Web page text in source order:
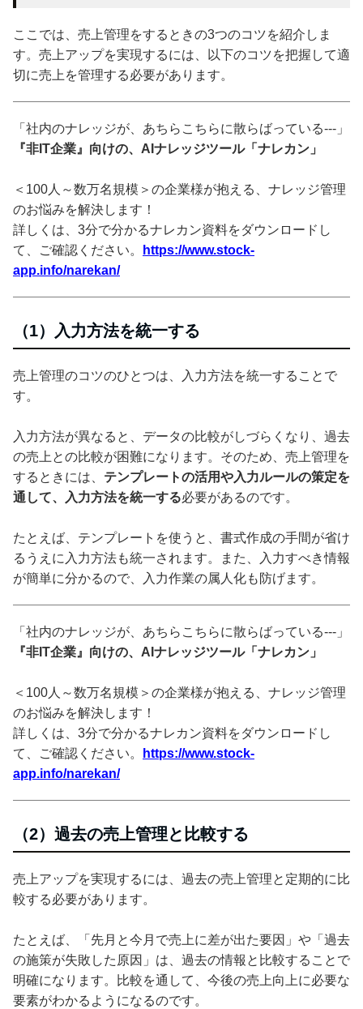
ここでは、売上管理をするときの3つのコツを紹介しま
す。売上アップを実現するには、以下のコツを把握して適
切に売上を管理する必要があります。
「社内のナレッジが、あちらこちらに散らばっている---」
『非IT企業』向けの、AIナレッジツール「ナレカン」
＜100人～数万名規模＞の企業様が抱える、ナレッジ管理
のお悩みを解決します！
詳しくは、3分で分かるナレカン資料をダウンロードし
て、ご確認ください。
https://www.stock-
app.info/narekan/
（1）入力方法を統一する
売上管理のコツのひとつは、入力方法を統一することで
す。
入力方法が異なると、データの比較がしづらくなり、過去
の売上との比較が困難になります。そのため、売上管理を
するときには、 テンプレートの活用や入力ルールの策定を
通して、入力方法を統一する必要があるのです。
たとえば、テンプレートを使うと、書式作成の手間が省け
るうえに入力方法も統一されます。また、入力すべき情報
が簡単に分かるので、入力作業の属人化も防げます。
「社内のナレッジが、あちらこちらに散らばっている---」
『非IT企業』向けの、AIナレッジツール「ナレカン」
＜100人～数万名規模＞の企業様が抱える、ナレッジ管理
のお悩みを解決します！
詳しくは、3分で分かるナレカン資料をダウンロードし
て、ご確認ください。
https://www.stock-
app.info/narekan/
（2）過去の売上管理と比較する
売上アップを実現するには、過去の売上管理と定期的に比
較する必要があります。
たとえば、「先月と今月で売上に差が出た要因」や「過去
の施策が失敗した原因」は、過去の情報と比較することで
明確になります。比較を通して、今後の売上向上に必要な
要素がわかるようになるのです。